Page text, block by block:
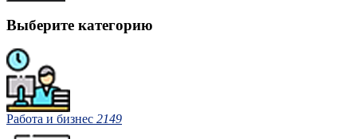
Выберите категорию
Работа и бизнес 2149